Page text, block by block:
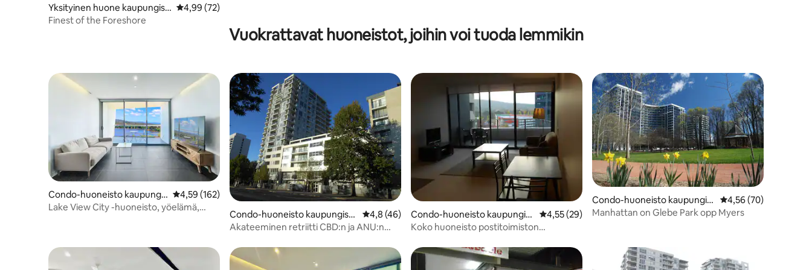
Yksityinen huone kaupungiss
a Kingston
Keskimääräinen arvio 4,99/5, 72 arvostelua
4,99 (72)
Finest of the Foreshore
Vuokrattavat huoneistot, joihin voi tuoda lemmikin
Condo-huoneisto kaupungis
sa Canberra
Keskimääräinen arvio 4,59/5, 162 arvostelua
4,59 (162)
Lake View City -huoneisto, yöelämä,
Condo-huoneisto kaupungissa
Canberra
Keskimääräinen arvio 4,8/5, 46 arvostelua
4,8 (46)
Akateeminen retriitti CBD:n ja ANU:n
Condo-huoneisto kaupungiss
a Canberra
Keskimääräinen arvio 4,55/5, 29 arvostelua
4,55 (29)
Koko huoneisto postitoimiston
Condo-huoneisto kaupungiss
a Canberra
Keskimääräinen
4,56 (70)
Manhattan on Glebe Park opp Myers